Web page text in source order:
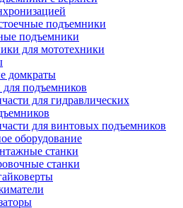
подъемники
подъемники
для мототехники
домкраты
для подъемников
для гидравлических
для винтовых подъемников
оборудование
станки
станки